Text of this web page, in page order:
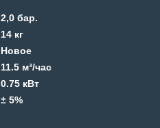
2,0 бар.
14 кг
Новое
11.5 м³/час
0.75 кВт
± 5%